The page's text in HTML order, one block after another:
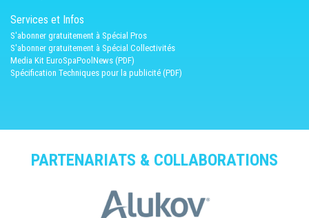
Services et Infos
S'abonner gratuitement à Spécial Pros
S'abonner gratuitement à Spécial Collectivités
Media Kit EuroSpaPoolNews (PDF)
Spécification Techniques pour la publicité (PDF)
PARTENARIATS & COLLABORATIONS